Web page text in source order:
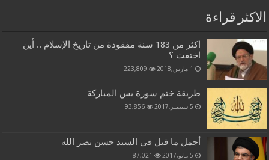
الاكثر قراءة
اكثر من 183 سنة مفقودة من تاريخ الإسلام .. أين
اختفت ؟
1 مارس,2018 223,809
طريقة ختم سورة يس المباركة
5 سبتمبر,2017 93,856
أجمل ما قيل في السيد حسن نصر الله
5 مايو,2017 87,021